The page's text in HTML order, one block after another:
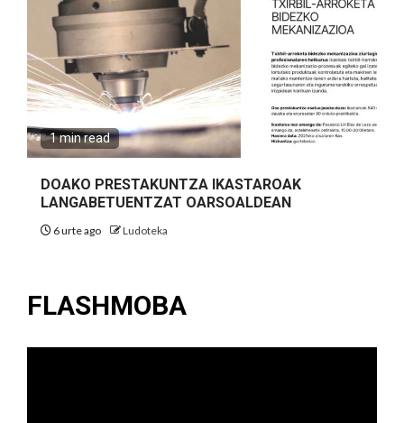
1 min read
DOAKO PRESTAKUNTZA IKASTAROAK
LANGABETUENTZAT OARSOALDEAN
6 urte ago Ludoteka
FLASHMOBA